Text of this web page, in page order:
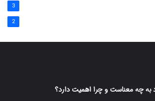
3
2
چه معناست و چرا اهمیت دارد؟